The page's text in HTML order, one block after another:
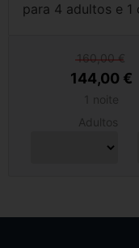
para 4 adultos e 1
160,00 €
144,00 €
1 noite
Adultos